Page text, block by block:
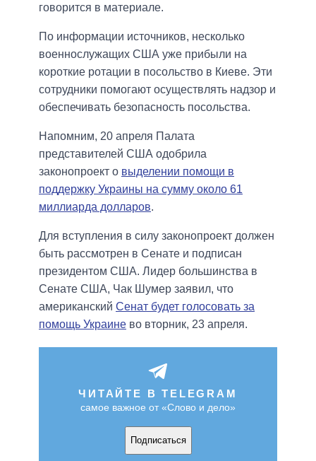
говорится в материале.
По информации источников, несколько
военнослужащих США уже прибыли на
короткие ротации в посольство в Киеве. Эти
сотрудники помогают осуществлять надзор и
обеспечивать безопасность посольства.
Напомним, 20 апреля Палата
представителей США одобрила
законопроект о выделении помощи в
поддержку Украины на сумму около 61
миллиарда долларов.
Для вступления в силу законопроект должен
быть рассмотрен в Сенате и подписан
президентом США. Лидер большинства в
Сенате США, Чак Шумер заявил, что
американский Сенат будет голосовать за
помощь Украине во вторник, 23 апреля.
ЧИТАЙТЕ В TELEGRAM
самое важное от «Слово и дело»
Подписаться